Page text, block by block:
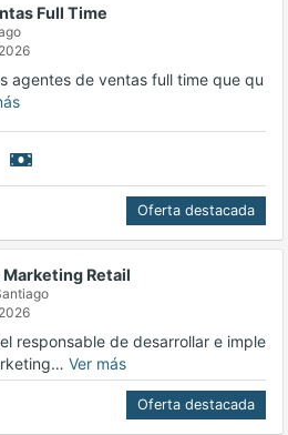
Full Time
agentes de ventas full time que qu
Oferta destacada
Retail
responsable de desarrollar e imple
Ver más
Oferta destacada